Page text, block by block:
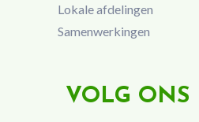
Lokale afdelingen
Samenwerkingen
VOLG ONS